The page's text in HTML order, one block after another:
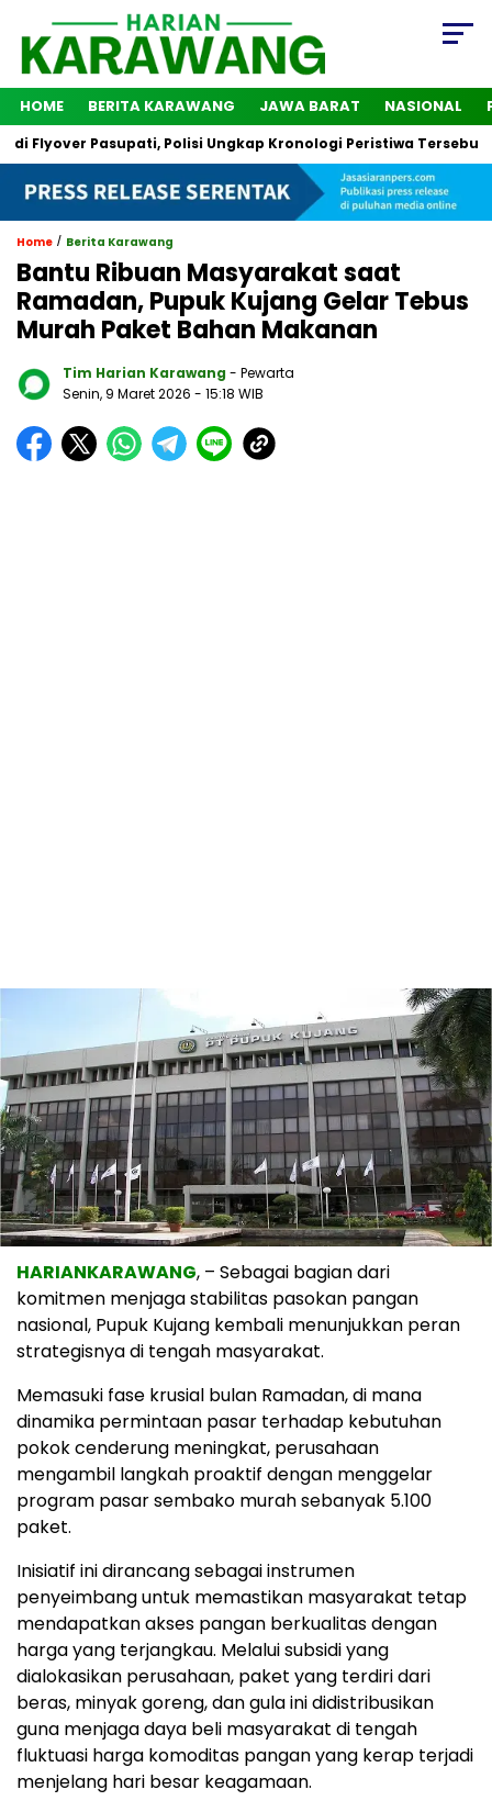
HOME BERITA KARAWANG JAWA BARAT NASIONAL
Pasupati, Polisi Ungkap Kronologi Peristiwa Tersebut 2
Home / Berita Karawang
Bantu Ribuan Masyarakat saat
Ramadan, Pupuk Kujang Gelar Tebus
Murah Paket Bahan Makanan
Tim Harian Karawang - Pewarta
Senin, 9 Maret 2026 - 15:18 WIB
HARIANKARAWANG, – Sebagai bagian dari
komitmen menjaga stabilitas pasokan pangan
nasional, Pupuk Kujang kembali menunjukkan peran
strategisnya di tengah masyarakat.
Memasuki fase krusial bulan Ramadan, di mana
dinamika permintaan pasar terhadap kebutuhan
pokok cenderung meningkat, perusahaan
mengambil langkah proaktif dengan menggelar
program pasar sembako murah sebanyak 5.100
paket.
Inisiatif ini dirancang sebagai instrumen
penyeimbang untuk memastikan masyarakat tetap
mendapatkan akses pangan berkualitas dengan
harga yang terjangkau. Melalui subsidi yang
dialokasikan perusahaan, paket yang terdiri dari
beras, minyak goreng, dan gula ini didistribusikan
guna menjaga daya beli masyarakat di tengah
fluktuasi harga komoditas pangan yang kerap terjadi
menjelang hari besar keagamaan.